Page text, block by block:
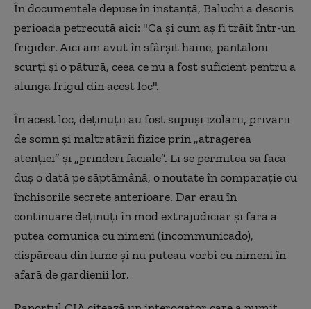
În documentele depuse în instanţă, Baluchi a descris
perioada petrecută aici: "Ca şi cum aş fi trăit într-un
frigider. Aici am avut în sfârşit haine, pantaloni
scurţi şi o pătură, ceea ce nu a fost suficient pentru a
alunga frigul din acest loc".
În acest loc, deţinuţii au fost supuşi izolării, privării
de somn şi maltratării fizice prin „atragerea
atenţiei” şi „prinderi faciale”. Li se permitea să facă
duş o dată pe săptămână, o noutate în comparaţie cu
închisorile secrete anterioare. Dar erau în
continuare deţinuţi în mod extrajudiciar şi fără a
putea comunica cu nimeni (incommunicado),
dispăreau din lume şi nu puteau vorbi cu nimeni în
afară de gardienii lor.